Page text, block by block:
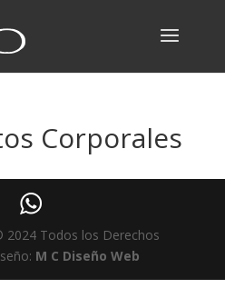
Corporales
2024 Todos los Derechos
M C Diseño Web